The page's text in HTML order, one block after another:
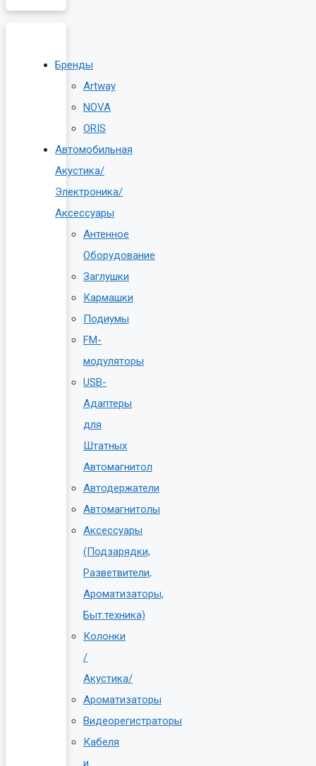
Бренды
Artway
NOVA
ORIS
Автомобильная
Акустика/
Электроника/
Аксессуары
Антенное
Оборудование
Заглушки
Кармашки
Подиумы
FM-
модуляторы
USB-
Адаптеры
для
Штатных
Автомагнитол
Автодержатели
Автомагнитолы
Аксессуары
(Подзарядки,
Разветвители,
Ароматизаторы,
Быт.техника)
Колонки
/
Акустика/
Ароматизаторы
Видеорегистраторы
Кабеля
и